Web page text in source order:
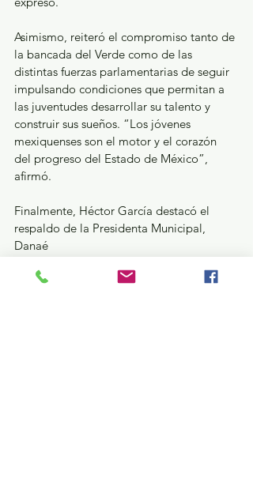
Asimismo, reiteró el compromiso tanto de
la bancada del Verde como de las
distintas fuerzas parlamentarias de seguir
impulsando condiciones que permitan a
las juventudes desarrollar su talento y
construir sus sueños. “Los jóvenes
mexiquenses son el motor y el corazón
del progreso del Estado de México”,
afirmó.
Finalmente, Héctor García destacó el
respaldo de la Presidenta Municipal,
Danaé
talento de jóvenes de Joquicingo, y llamó